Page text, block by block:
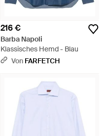
216 €
Barba Napoli
Klassisches Hemd - Blau
Von FARFETCH